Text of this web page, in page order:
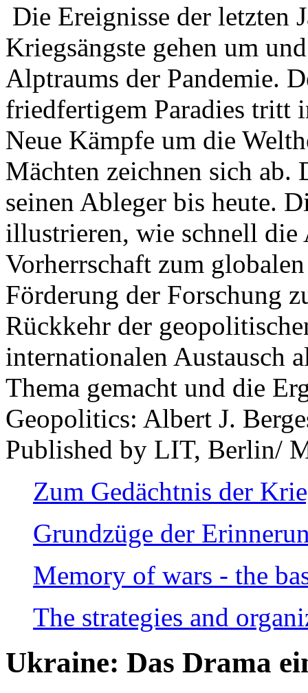
Die Ereignisse der letzten
Kriegsängste gehen um
Alptraums der Pandemie.
friedfertigem Paradies tritt
Neue Kämpfe um die
Mächten zeichnen sich
seinen Ableger bis heute.
illustrieren, wie schnell die
Vorherrschaft zum
Förderung der Forschung
Rückkehr der
internationalen Austausch
Thema gemacht und die
Geopolitics: Albert J.
Published by LIT, Berlin/
Zum Gedächtnis der
Grundzüge der
Memory of wars - the
The strategies and
Ukraine: Das Drama